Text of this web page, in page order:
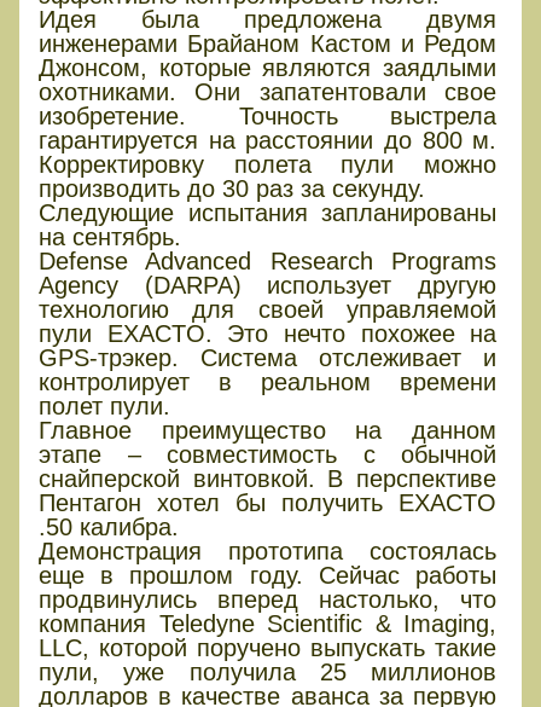
Идея была предложена двумя
инженерами Брайаном Кастом и Редом
Джонсом, которые являются заядлыми
охотниками. Они запатентовали свое
изобретение. Точность выстрела
гарантируется на расстоянии до 800 м.
Корректировку полета пули можно
производить до 30 раз за секунду.
Следующие испытания запланированы
на сентябрь.
Defense Advanced Research Programs
Agency (DARPA) использует другую
технологию для своей управляемой
пули EXACTO. Это нечто похожее на
GPS-трэкер. Система отслеживает и
контролирует в реальном времени
полет пули.
Главное преимущество на данном
этапе – совместимость с обычной
снайперской винтовкой. В перспективе
Пентагон хотел бы получить EXACTO
.50 калибра.
Демонстрация прототипа состоялась
еще в прошлом году. Сейчас работы
продвинулись вперед настолько, что
компания Teledyne Scientific & Imaging,
LLC, которой поручено выпускать такие
пули, уже получила 25 миллионов
долларов в качестве аванса за первую